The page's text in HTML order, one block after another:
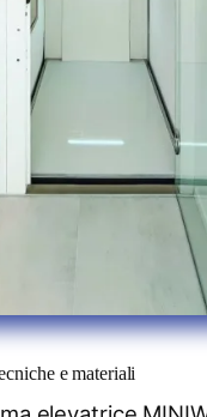
e materiali